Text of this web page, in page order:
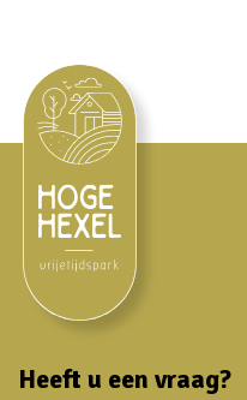
Heeft u een vraag?